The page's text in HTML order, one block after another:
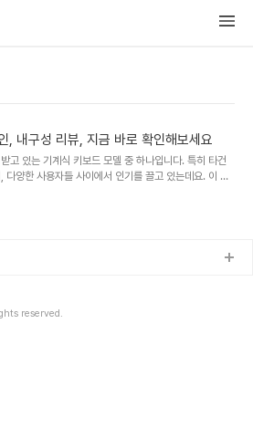
내구성 리뷰, 지금 바로 확인해보세요
있는 기계식 키보드 모델 중 하나입니다. 특히 타건
다양한 사용자들 사이에서 인기를 끌고 있는데요. 이 포
적인 정보부터, 특징, 장점, 사용 후기까지 자세히 다
공합니다. 컴팩트한 디자인 덕분에 공간을 적게 차지하
reserved.